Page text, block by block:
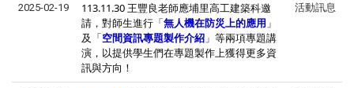
2025-02-19
113.11.30 王豐良老師應埔里高工建築科邀
請，對師生進行「無人機在防災上的應用 」
及「空間資訊專題製作介紹 」等兩項專題講
演，以提供學生們在專題製作上獲得更多資
訊與方向！
活動訊息